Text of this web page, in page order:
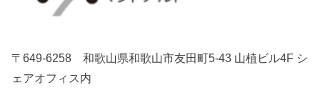
〒649-6258 和歌山県和歌山市友田町5-43 山植ビル4F シ
ェアオフィス内